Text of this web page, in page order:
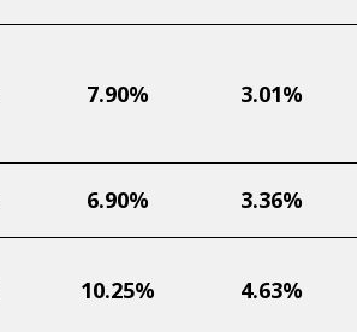
3.01%
7.90%
3.36%
6.90%
4.63%
10.25%